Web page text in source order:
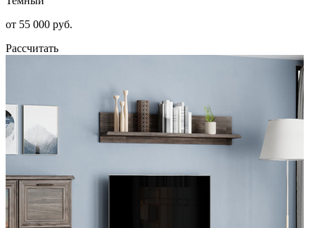
от 55 000 руб.
Рассчитать